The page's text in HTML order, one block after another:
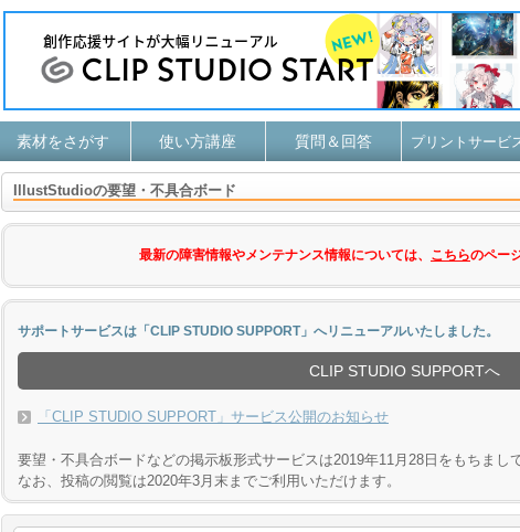
素材をさがす 使い方講座 質問＆回答 プリントサービ
IllustStudioの要望・不具合ボード
最新の障害情報やメンテナンス情報については、 こちらのペー
サポートサービスは「CLIP STUDIO SUPPORT」へリニューアルいたしました。
CLIP STUDIO SUPPORTへ
「CLIP STUDIO SUPPORT」サービス公開のお知らせ
要望・不具合ボードなどの掲示板形式サービスは2019年11月28日をもちまし
なお、投稿の閲覧は2020年3月末までご利用いただけます。